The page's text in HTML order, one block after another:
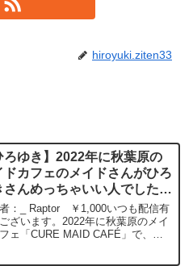
hiroyuki.ziten33
ろゆき】2022年に秋葉原の
ドカフェのメイドさんがひろ
さんめっちゃいい人でしたと
ていました。エピソードあれ
ひお聞きしたいです！ー ひ
き切り抜き 20240112
：_ Raptor ￥1,000いつも配信有
ざいます。2022年に秋葉原のメイ
ェ「CURE MAID CAFÉ」で、超